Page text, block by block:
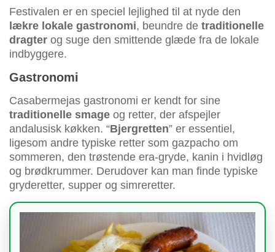
Festivalen er en speciel lejlighed til at nyde den
lækre lokale gastronomi, beundre de traditionelle
dragter og suge den smittende glæde fra de lokale
indbyggere.
Gastronomi
Casabermejas gastronomi er kendt for sine
traditionelle smage og retter, der afspejler
andalusisk køkken. “Bjergretten” er essentiel,
ligesom andre typiske retter som gazpacho om
sommeren, den trøstende era-gryde, kanin i hvidløg
og brødkrummer. Derudover kan man finde typiske
gryderetter, supper og simreretter.